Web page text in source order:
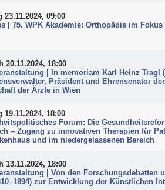
23.11.2024, 09:00
| 75. WPK Akademie: Orthopädie im Fokus
20.11.2024, 18:00
| In memoriam Karl Heinz Tragl
Präsident und Ehrensenator der
der Ärzte in Wien
19.11.2024, 18:00
Forum: Die
– Zugang zu innovativen Therapien für
und im niedergelassenen Bereich
13.11.2024, 18:00
| Von den Forschungsdebatten
zur Entwicklung der Künstlichen